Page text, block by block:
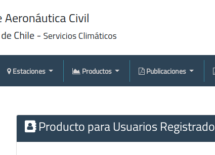
Estaciones Productos Publicaciones
Producto para Usuarios